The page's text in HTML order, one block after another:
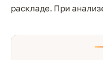
раскладе. При